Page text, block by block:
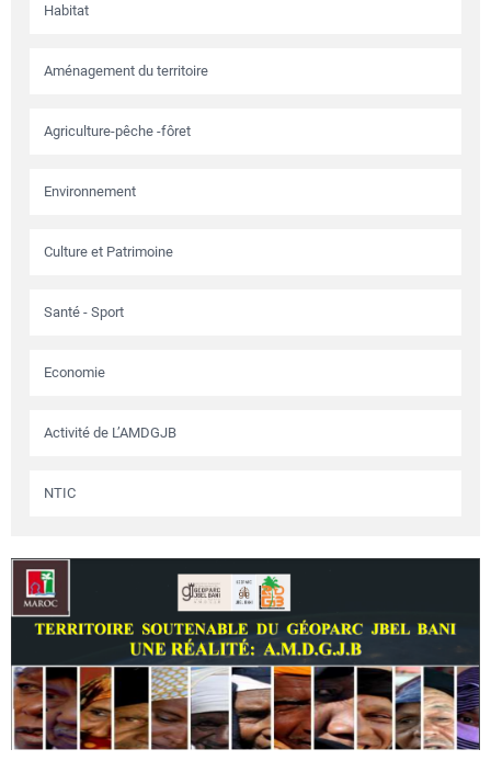
Habitat
Aménagement du territoire
Agriculture-pêche -fôret
Environnement
Culture et Patrimoine
Santé - Sport
Economie
Activité de L’AMDGJB
NTIC